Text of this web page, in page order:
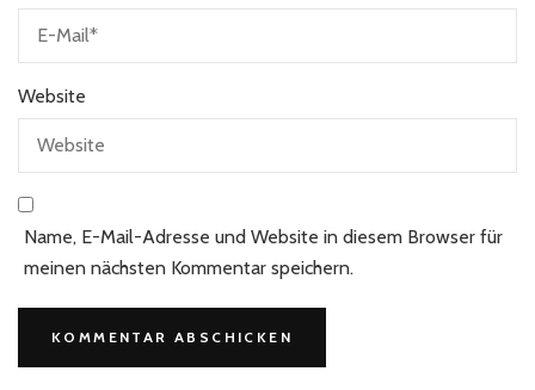
Website
Name, E-Mail-Adresse und Website in diesem Browser für
meinen nächsten Kommentar speichern.